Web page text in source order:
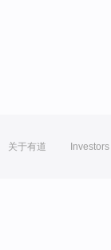
关于有道 Investors